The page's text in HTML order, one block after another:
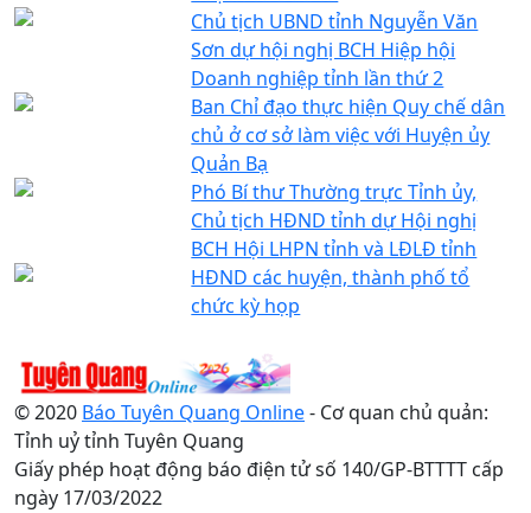
Chủ tịch UBND tỉnh Nguyễn Văn
Sơn dự hội nghị BCH Hiệp hội
Doanh nghiệp tỉnh lần thứ 2
Ban Chỉ đạo thực hiện Quy chế dân
chủ ở cơ sở làm việc với Huyện ủy
Quản Bạ
Phó Bí thư Thường trực Tỉnh ủy,
Chủ tịch HĐND tỉnh dự Hội nghị
BCH Hội LHPN tỉnh và LĐLĐ tỉnh
HĐND các huyện, thành phố tổ
chức kỳ họp
© 2020 Báo Tuyên Quang Online- Cơ quan chủ quản:
Tỉnh uỷ tỉnh Tuyên Quang
Giấy phép hoạt động báo điện tử số 140/GP-BTTTT cấp
ngày 17/03/2022